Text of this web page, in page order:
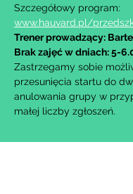
Szczegółowy program:
www.hauvard.pl/
Trener prowadzący:
Brak zajęć w dniach: 5-
Zastrzegamy sobie
przesunięcia startu do
anulowania grupy w
małej liczby zgłoszeń.